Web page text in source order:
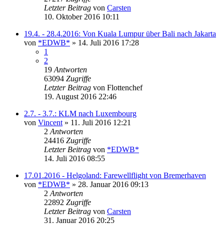
Letzter Beitrag von Carsten
10. Oktober 2016 10:11
19.4. - 28.4.2016: Von Kuala Lumpur über Bali nach Jakarta
von *EDWB* » 14. Juli 2016 17:28
1
2
19 Antworten
63094 Zugriffe
Letzter Beitrag von Flottenchef
19. August 2016 22:46
2.7. - 3.7.: KLM nach Luxembourg
von Vincent » 11. Juli 2016 12:21
2 Antworten
24416 Zugriffe
Letzter Beitrag von *EDWB*
14. Juli 2016 08:55
17.01.2016 - Helgoland: Farewellflight von Bremerhaven
von *EDWB* » 28. Januar 2016 09:13
2 Antworten
22892 Zugriffe
Letzter Beitrag von Carsten
31. Januar 2016 20:25